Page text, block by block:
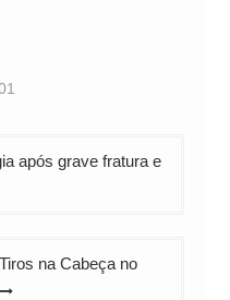
após grave fratura e
na Cabeça no